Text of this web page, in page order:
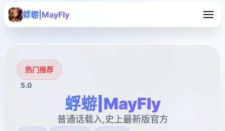
蜉蝣|MayFly
热门推荐
5.0
蜉蝣|MayFly
普通话载入,史上最新版官方